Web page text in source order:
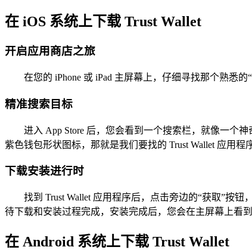
在 iOS 系统上下载 Trust Wallet
开启应用商店之旅
在您的 iPhone 或 iPad 主屏幕上，仔细寻找那个熟悉
精准搜索目标
进入 App Store 后，您会看到一个搜索栏，就像一个
紫色钱包形状图标，那就是我们要找的 Trust Wallet 应用程序
下载安装进行时
找到 Trust Wallet 应用程序后，点击旁边的“获取”按
待下载和安装过程完成，安装完成后，您会在主屏幕上看
在 Android 系统上下载 Trust Wallet